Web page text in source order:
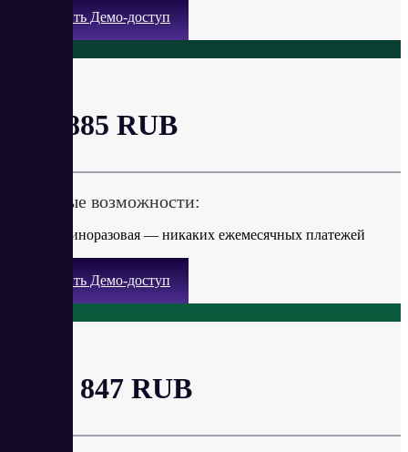
Получить Демо-доступ
от 6 885 RUB
Ключевые возможности:
Оплата единоразовая — никаких ежемесячных платежей
Получить Демо-доступ
от 36 847 RUB